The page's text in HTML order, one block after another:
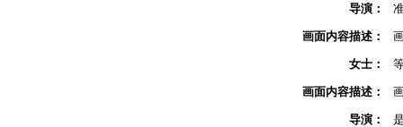
导演：
画面内容描述：
女士：
画面内容描述：
导演：